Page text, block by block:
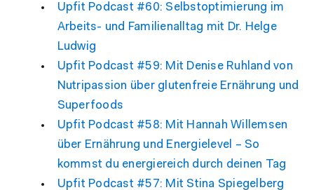
Upfit Podcast #60: Selbstoptimierung im
Arbeits- und Familienalltag mit Dr. Helge
Ludwig
Upfit Podcast #59: Mit Denise Ruhland von
Nutripassion über glutenfreie Ernährung und
Superfoods
Upfit Podcast #58: Mit Hannah Willemsen
über Ernährung und Energielevel – So
kommst du energiereich durch deinen Tag
Upfit Podcast #57: Mit Stina Spiegelberg